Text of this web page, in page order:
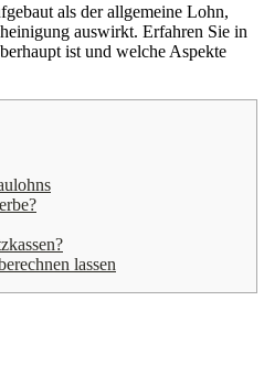
als der allgemeine Lohn,
auswirkt. Erfahren Sie in
ist und welche Aspekte
lassen